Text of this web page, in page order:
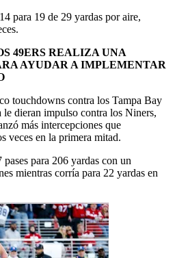
para 19 de 29 yardas por aire,
49ERS REALIZA UNA
AYUDAR A IMPLEMENTAR
touchdowns contra los Tampa Bay
le dieran impulso contra los Niners,
más intercepciones que
veces en la primera mitad.
para 206 yardas con un
mientras corría para 22 yardas en